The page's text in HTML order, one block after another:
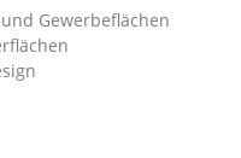
Gewerbeflächen